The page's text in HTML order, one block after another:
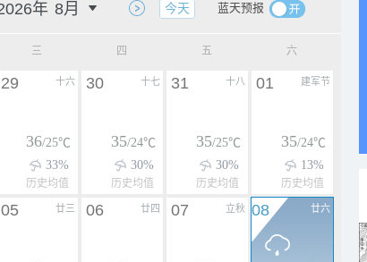
蓝天预报
今天
三 四 五 六
十六
29
36/25℃
33%
历史均值
十七
30
35/24℃
30%
历史均值
十八
31
35/25℃
30%
历史均值
建军节
01
35/24℃
13%
历史均值
廿三
05 廿四
06 立秋
07 廿六
08